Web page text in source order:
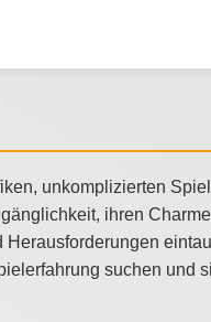
unkomplizierten
ihren
suchen und